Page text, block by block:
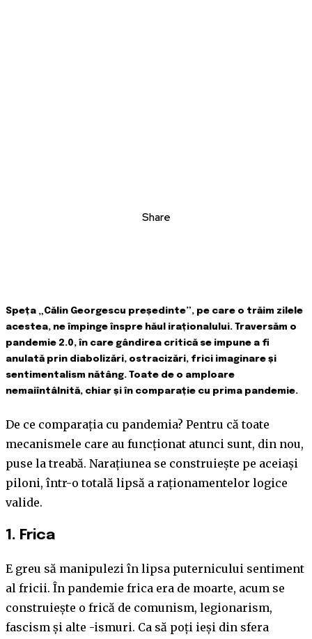
Share
Speța „Călin Georgescu președinte”, pe care o trăim zilele
acestea, ne împinge înspre hăul iraționalului. Traversăm o
pandemie 2.0, în care gândirea critică se impune a fi
anulată prin diabolizări, ostracizări, frici imaginare și
sentimentalism nătâng. Toate de o amploare
nemaiîntâlnită, chiar și în comparație cu prima pandemie.
De ce comparația cu pandemia? Pentru că toate
mecanismele care au funcționat atunci sunt, din nou,
puse la treabă. Narațiunea se construiește pe aceiași
piloni, într-o totală lipsă a raționamentelor logice
valide.
1. Frica
E greu să manipulezi în lipsa puternicului sentiment
al fricii. În pandemie frica era de moarte, acum se
construiește o frică de comunism, legionarism,
fascism și alte -ismuri. Ca să poți ieși din sfera